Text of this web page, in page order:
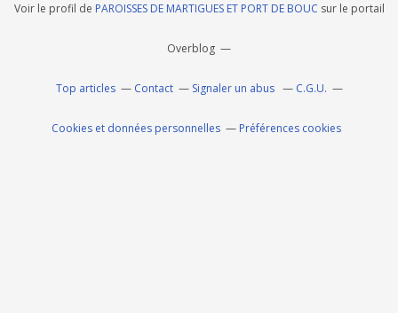
Voir le profil de PAROISSES DE MARTIGUES ET PORT DE BOUC sur le portail
Overblog
Top articles Contact Signaler un abus C.G.U.
Cookies et données personnelles Préférences cookies